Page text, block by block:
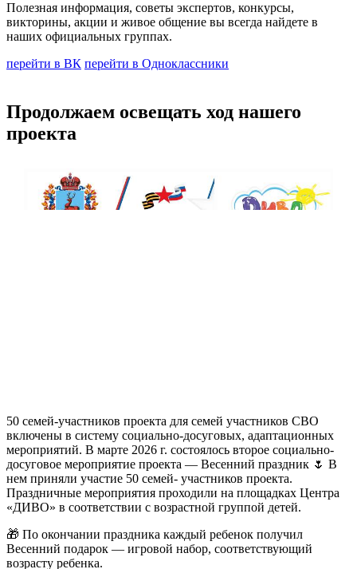
Полезная информация, советы экспертов, конкурсы,
викторины, акции и живое общение вы всегда найдете в
наших официальных группах.
перейти в ВК перейти в Одноклассники
Продолжаем освещать ход нашего
проекта
50 семей-участников проекта для семей участников СВО
включены в систему социально-досуговых, адаптационных
мероприятий. В марте 2026 г. состоялось второе социально-
досуговое мероприятие проекта — Весенний праздник 🌷 В
нем приняли участие 50 семей- участников проекта.
Праздничные мероприятия проходили на площадках Центра
«ДИВО» в соответствии с возрастной группой детей.
🎁 По окончании праздника каждый ребенок получил
Весенний подарок — игровой набор, соответствующий
возрасту ребенка.